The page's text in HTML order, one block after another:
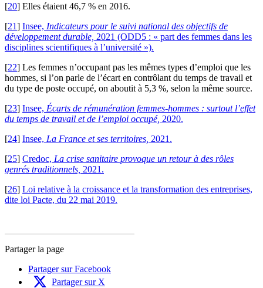
[20] Elles étaient 46,7 % en 2016.
[21] Insee, Indicateurs pour le suivi national des objectifs de
développement durable, 2021 (ODD5 : « part des femmes dans les
disciplines scientifiques à l’université »).
[22] Les femmes n’occupant pas les mêmes types d’emploi que les
hommes, si l’on parle de l’écart en contrôlant du temps de travail et
du type de poste occupé, on aboutit à 5,3 %, selon la même source.
[23] Insee, Écarts de rémunération femmes-hommes : surtout l’effet
du temps de travail et de l’emploi occupé, 2020.
[24] Insee, La France et ses territoires, 2021.
[25] Credoc, La crise sanitaire provoque un retour à des rôles
genrés traditionnels, 2021.
[26] Loi relative à la croissance et la transformation des entreprises,
dite loi Pacte, du 22 mai 2019.
Partager la page
Partager sur Facebook
Partager sur X